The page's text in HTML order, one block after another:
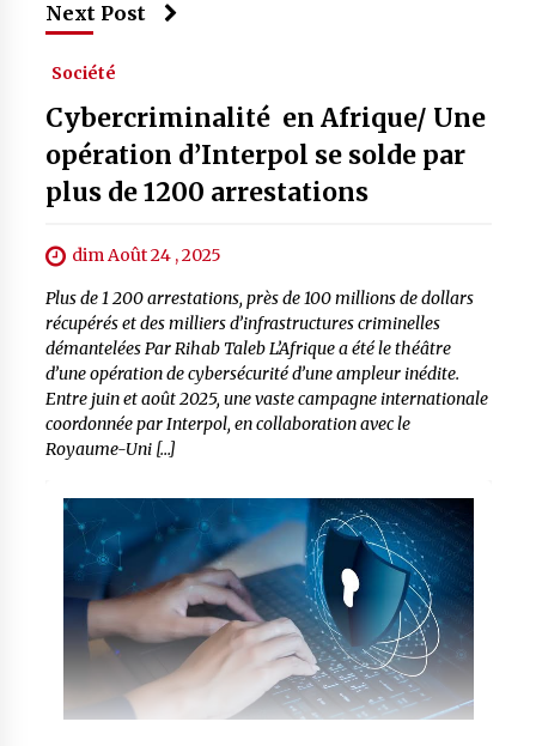
Next Post
Société
Cybercriminalité en Afrique/ Une
opération d’Interpol se solde par
plus de 1200 arrestations
dim Août 24 , 2025
Plus de 1 200 arrestations, près de 100 millions de dollars
récupérés et des milliers d’infrastructures criminelles
démantelées Par Rihab Taleb L’Afrique a été le théâtre
d’une opération de cybersécurité d’une ampleur inédite.
Entre juin et août 2025, une vaste campagne internationale
coordonnée par Interpol, en collaboration avec le
Royaume-Uni […]